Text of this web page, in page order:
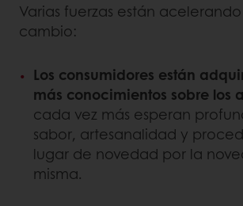
Varias fuerzas están
cambio:
Los consumidores están
más conocimientos sobre los
cada vez más esperan
sabor, artesanalidad y
lugar de novedad por la
misma.